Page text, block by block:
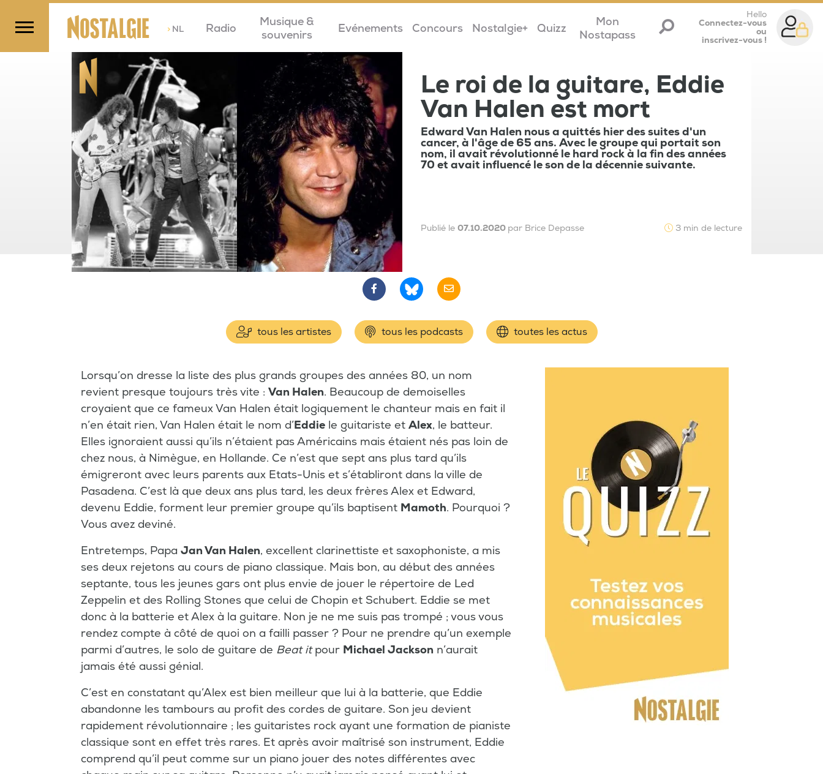
>NL Radio
Musique &
souvenirs
Evénements Concours Nostalgie+ Quizz
Mon
Nostapass
Hello
Connectez-vous
ou
inscrivez-vous !
Le roi de la guitare, Eddie
Van Halen est mort
Edward Van Halen nous a quittés hier des suites d'un
cancer, à l'âge de 65 ans. Avec le groupe qui portait son
nom, il avait révolutionné le hard rock à la fin des années
70 et avait influencé le son de la décennie suivante.
Publié le 07.10.2020 par Brice Depasse 3 min de lecture
tous les artistes tous les podcasts toutes les actus
Lorsqu’on dresse la liste des plus grands groupes des années 80, un nom
revient presque toujours très vite : Van Halen. Beaucoup de demoiselles
croyaient que ce fameux Van Halen était logiquement le chanteur mais en fait il
n’en était rien, Van Halen était le nom d’Eddie le guitariste et Alex, le batteur.
Elles ignoraient aussi qu’ils n’étaient pas Américains mais étaient nés pas loin de
chez nous, à Nimègue, en Hollande. Ce n’est que sept ans plus tard qu’ils
émigreront avec leurs parents aux Etats-Unis et s’établiront dans la ville de
Pasadena. C’est là que deux ans plus tard, les deux frères Alex et Edward,
devenu Eddie, forment leur premier groupe qu’ils baptisent Mamoth. Pourquoi ?
Vous avez deviné.
Entretemps, Papa Jan Van Halen, excellent clarinettiste et saxophoniste, a mis
ses deux rejetons au cours de piano classique. Mais bon, au début des années
septante, tous les jeunes gars ont plus envie de jouer le répertoire de Led
Zeppelin et des Rolling Stones que celui de Chopin et Schubert. Eddie se met
donc à la batterie et Alex à la guitare. Non je ne me suis pas trompé ; vous vous
rendez compte à côté de quoi on a failli passer ? Pour ne prendre qu’un exemple
parmi d’autres, le solo de guitare de Beat itpour Michael Jackson n’aurait
jamais été aussi génial.
C’est en constatant qu’Alex est bien meilleur que lui à la batterie, que Eddie
abandonne les tambours au profit des cordes de guitare. Son jeu devient
rapidement révolutionnaire ; les guitaristes rock ayant une formation de pianiste
classique sont en effet très rares. Et après avoir maîtrisé son instrument, Eddie
comprend qu’il peut comme sur un piano jouer des notes différentes avec